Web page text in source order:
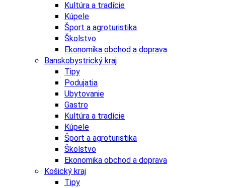
Kultúra a tradície
Kúpele
Šport a agroturistika
Školstvo
Ekonomika obchod a doprava
Banskobystrický kraj
Tipy
Podujatia
Ubytovanie
Gastro
Kultúra a tradície
Kúpele
Šport a agroturistika
Školstvo
Ekonomika obchod a doprava
Košický kraj
Tipy